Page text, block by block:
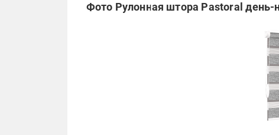
Фото Рулонная штора Pastoral день-